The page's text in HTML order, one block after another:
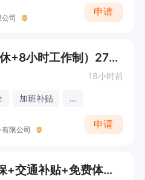
司
申请
会计助理实习生（双休+8小时工作制）27届毕业
18小时前
加班补贴 ...
限公司
申请
会计助理（双休+社保+交通补贴+免费体检+带薪年假+节日慰问+工龄奖+高额提成+有培训+接受应届生）